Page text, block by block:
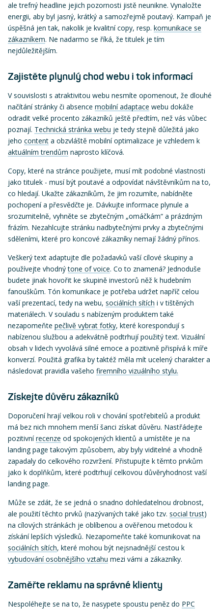
ale trefný headline jejich pozornosti jistě neunikne. Vynaložte
energii, aby byl jasný, krátký a samozřejmě poutavý. Kampaň je
úspěšná jen tak, nakolik je kvalitní copy, resp. komunikace se
zákazníkem. Ne nadarmo se říká, že titulek je tím
nejdůležitějším.
Zajistěte plynulý chod webu i tok informací
V souvislosti s atraktivitou webu nesmíte opomenout, že dlouhé
načítání stránky či absence mobilní adaptace webu dokáže
odradit velké procento zákazníků ještě předtím, než vás vůbec
poznají. Technická stránka webu je tedy stejně důležitá jako
jeho content a obzvláště mobilní optimalizace je vzhledem k
aktuálním trendům naprosto klíčová.
Copy, které na stránce použijete, musí mít podobné vlastnosti
jako titulek - musí být poutavé a odpovídat návštěvníkům na to,
co hledají. Ukažte zákazníkům, že jim rozumíte, nabídněte
pochopení a přesvědčte je. Dávkujte informace plynule a
srozumitelně, vyhněte se zbytečným „omáčkám“ a prázdným
frázím. Nezahlcujte stránku nadbytečnými prvky a zbytečnými
sděleními, které pro koncové zákazníky nemají žádný přínos.
Veškerý text adaptujte dle požadavků vaší cílové skupiny a
používejte vhodnýtone of voice. Co to znamená? Jednoduše
budete jinak hovořit ke skupině investorů něž k hudebním
fanouškům. Tón komunikace je potřeba udržet napříč celou
vaší prezentací, tedy na webu, sociálních sítích i v tištěných
materiálech. V souladu s nabízeným produktem také
nezapomeňte pečlivě vybrat fotky, které korespondují s
nabízenou službou a adekvátně podtrhují použitý text. Vizuální
obsah v lidech vyvolává silné emoce a pozitivně přispívá k míře
konverzí. Použitá grafika by taktéž měla mít ucelený charakter a
následovat pravidla vašeho firemního vizuálního stylu.
Získejte důvěru zákazníků
Doporučení hrají velkou roli v chování spotřebitelů a produkt
má bez nich mnohem menší šanci získat důvěru. Nastřádejte
pozitivnírecenze od spokojených klientů a umístěte je na
landing page takovým způsobem, aby byly viditelné a vhodně
zapadaly do celkového rozvržení. Přistupujte k těmto prvkům
jako k doplňkům, které podtrhují celkovou důvěryhodnost vaší
landing page.
Může se zdát, že se jedná o snadno dohledatelnou drobnost,
ale použití těchto prvků (nazývaných také jako tzv. social trust)
na cílových stránkách je oblíbenou a ověřenou metodou k
získání lepších výsledků. Nezapomeňte také komunikovat na
sociálních sítích, které mohou být nejsnadnější cestou k
vybudování osobnějšího vztahu mezi vámi a zákazníky.
Zaměřte reklamu na správné klienty
Nespoléhejte se na to, že nasypete spoustu peněz do PPC